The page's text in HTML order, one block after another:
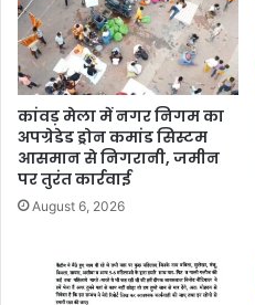
कांवड़ मेला में नगर निगम का
अपग्रेडेड ड्रोन कमांड सिस्टम
आसमान से निगरानी, जमीन
पर तुरंत कार्रवाई
August 6, 2026